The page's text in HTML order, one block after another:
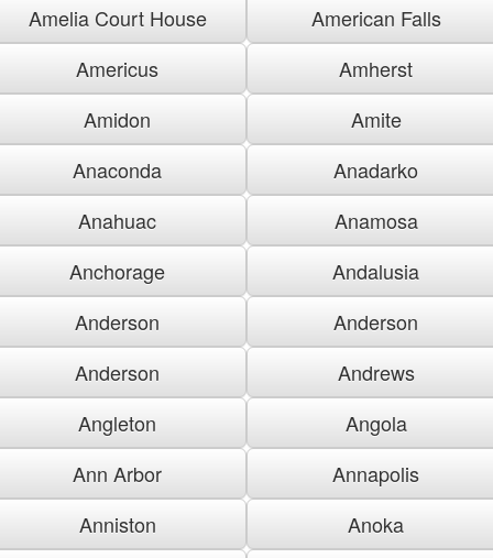
Amelia Court House
American Falls
Americus
Amherst
Amidon
Amite
Anaconda
Anadarko
Anahuac
Anamosa
Anchorage
Andalusia
Anderson
Anderson
Anderson
Andrews
Angleton
Angola
Ann Arbor
Annapolis
Anniston
Anoka